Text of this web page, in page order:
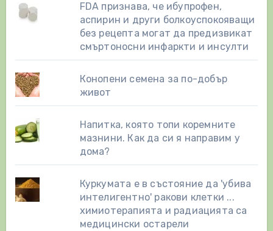
FDA признава, че ибупрофен,
аспирин и други болкоуспокояващи
без рецепта могат да предизвикат
смъртоносни инфаркти и инсулти
Конопени семена за по-добър
живот
Напитка, която топи коремните
мазнини. Как да си я направим у
дома?
Куркумата е в състояние да 'убива
интелигентно' ракови клетки ...
химиотерапията и радиацията са
медицински остарели